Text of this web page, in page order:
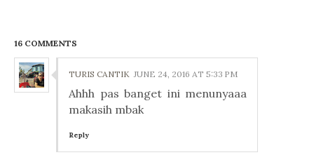
16 COMMENTS
TURIS CANTIK JUNE 24, 2016 AT 5:33 PM
Ahhh pas banget ini menunyaaa
makasih mbak
Reply